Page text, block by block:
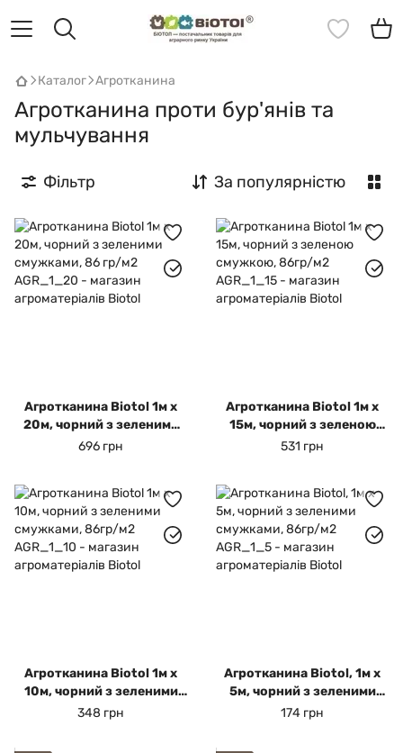
Каталог Агротканина
Агротканина проти бур'янів та
мульчування
Фільтр За популярністю
Агротканина Biotol 1м х
20м, чорний з зеленими
смужками, 86 гр/м2
696 грн
Агротканина Biotol 1м х
15м, чорний з зеленою
смужкою, 86гр/м2
531 грн
Агротканина Biotol 1м х
10м, чорний з зеленими
смужками, 86гр/м2
348 грн
Агротканина Biotol, 1м х
5м, чорний з зеленими
смужками, 86гр/м2
174 грн